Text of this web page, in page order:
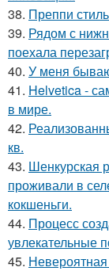
38. Преппи
39. Рядом с
поехала
40. У меня
41. Helvetica -
в мире.
42.
кв.
43. Шенкурская
проживали в
кокшеньги.
44. Процесс
увлекательные
45.